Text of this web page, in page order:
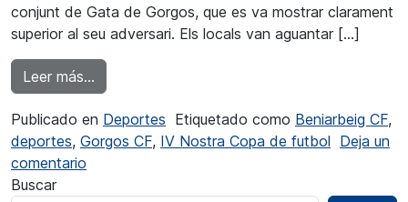
conjunt de Gata de Gorgos, que es va mostrar clarament
superior al seu adversari. Els locals van aguantar […]
Leer más…
Publicado en Deportes Etiquetado como Beniarbeig CF,
deportes, Gorgos CF, IV Nostra Copa de futbol Deja un
comentario
Buscar